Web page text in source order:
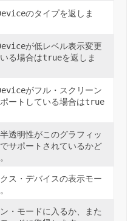
のタイプを返しま
が低レベル表示変更
る場合はtrueを返しま
がフル・スクリーン
ートしている場合はtrue
透明性がこのグラフィッ
サポートされているかど
ス・デバイスの表示モー
・モードに入るか、また